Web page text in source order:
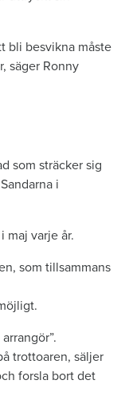
bli besvikna måste
säger Ronny
som sträcker sig
i
maj varje år.
som tillsammans
trottoaren, säljer
forsla bort det